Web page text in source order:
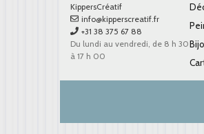
KippersCréatif
info@kipperscreatif.fr
+31 38 375 67 88
Du lundi au vendredi, de 8 h 30
à 17 h 00